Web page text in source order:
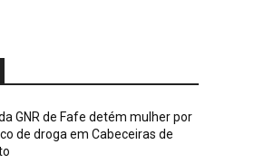
da GNR de Fafe detém mulher por
de droga em Cabeceiras de